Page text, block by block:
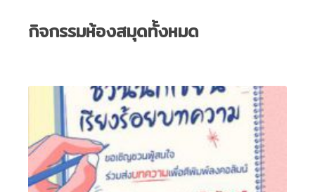
กิจกรรมห้องสมุดทั้งหมด